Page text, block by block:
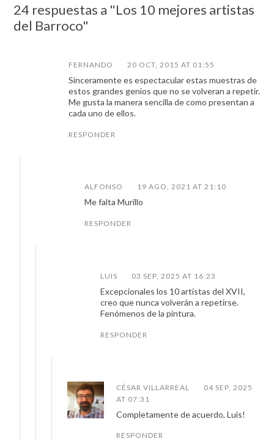
24 respuestas a "Los 10 mejores artistas
del Barroco"
FERNANDO 20 OCT, 2015 AT 01:55
Sinceramente es espectacular estas muestras de
estos grandes genios que no se volveran a repetir.
Me gusta la manera sencilla de como presentan a
cada uno de ellos.
RESPONDER
ALFONSO 19 AGO, 2021 AT 21:10
Me falta Murillo
RESPONDER
LUIS 03 SEP, 2025 AT 16:23
Excepcionales los 10 artistas del XVII,
creo que nunca volverán a repetirse.
Fenómenos de la pintura.
RESPONDER
CÉSAR VILLARREAL
04 SEP, 2025
AT 07:31
Completamente de acuerdo, Luis!
RESPONDER